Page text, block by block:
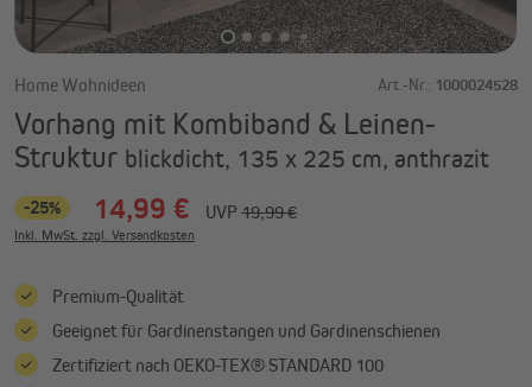
Home Wohnideen Art.-Nr.: 1000024528
Vorhang mit Kombiband & Leinen-
Struktur blickdicht, 135 x 225 cm, anthrazit
-25% 14,99 € UVP 19,99 €
Inkl. MwSt. zzgl. Versandkosten
Premium-Qualität
Geeignet für Gardinenstangen und Gardinenschienen
Zertifiziert nach OEKO-TEX® STANDARD 100